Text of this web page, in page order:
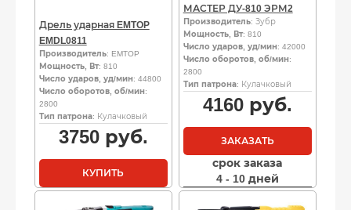
Дрель ударная EMTOP
EMDL0811
Производитель: EMTOP
Мощность, Вт: 810
Число ударов, уд/мин: 44800
Число оборотов, об/мин:
2800
Тип патрона: Кулачковый
3750руб.
КУПИТЬ
МАСТЕР ДУ-810 ЭРМ2
Производитель: Зубр
Мощность, Вт: 810
Число ударов, уд/мин: 42000
Число оборотов, об/мин:
2800
Тип патрона: Кулачковый
4160руб.
ЗАКАЗАТЬ
срок заказа
4 - 10 дней